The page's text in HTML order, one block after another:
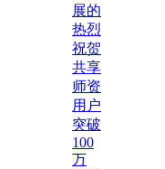
展的
热烈
祝贺
共享
师资
用户
突破
100
万